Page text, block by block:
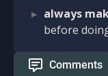
always
before
Comments